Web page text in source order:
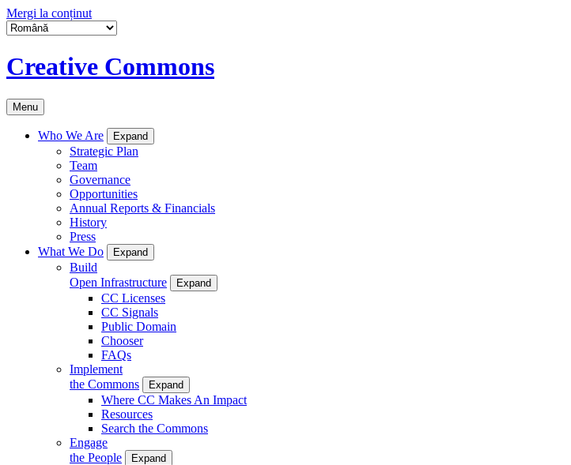
Mergi la conținut
Creative Commons
Menu
Who We Are Expand
Strategic Plan
Team
Governance
Opportunities
Annual Reports & Financials
History
Press
What We Do
Expand
Build
Open Infrastructure
Expand
CC Licenses
CC Signals
Public Domain
Chooser
FAQs
Implement
the Commons
Expand
Where CC Makes An Impact
Resources
Search the Commons
Engage
the People
Expand